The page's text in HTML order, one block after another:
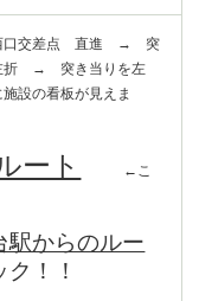
口交差点 直進 → 突
折 → 突き当りを左
設の看板が見えま
ート
←こ
駅からのルー
！！